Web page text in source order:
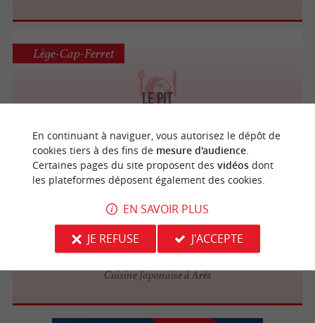
Le Pit
Ferret
Lège-Cap-Ferret
Pink Sushi Bar
Cuisine Japonaise à Arès
En continuant à naviguer, vous autorisez le dépôt de
cookies tiers à des fins de mesure d'audience.
Certaines pages du site proposent des vidéosdont
les plateformes déposent également des cookies.
EN SAVOIR PLUS
JE REFUSE
J'ACCEPTE